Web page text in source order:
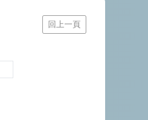
回上一頁